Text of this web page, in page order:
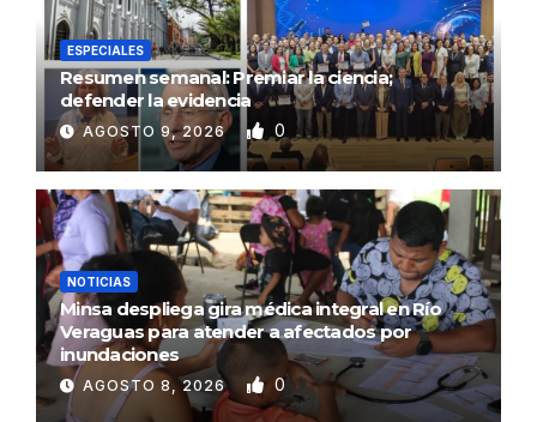
ESPECIALES
Resumen semanal: Premiar la ciencia;
defender la evidencia
AGOSTO 9, 2026 0
NOTICIAS
Minsa despliega gira médica integral en Río
Veraguas para atender a afectados por
inundaciones
AGOSTO 8, 2026 0